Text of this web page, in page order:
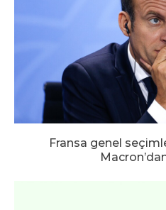
Fransa genel